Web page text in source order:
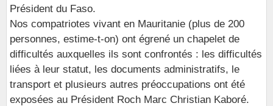
Président du Faso.
Nos compatriotes vivant en Mauritanie (plus de 200
personnes, estime-t-on) ont égrené un chapelet de
difficultés auxquelles ils sont confrontés : les difficultés
liées à leur statut, les documents administratifs, le
transport et plusieurs autres préoccupations ont été
exposées au Président Roch Marc Christian Kaboré.